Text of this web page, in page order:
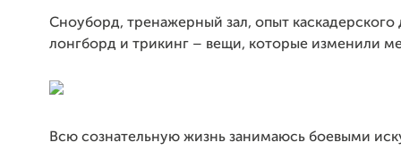
Сноуборд, тренажерный зал, опыт каскадерского
лонгборд и трикинг – вещи, которые изменили
Всю сознательную жизнь занимаюсь боевыми